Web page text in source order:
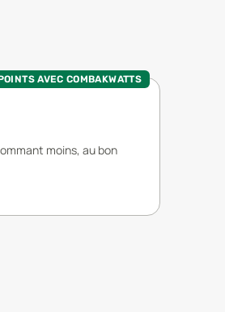
AVEC COMBAKWATTS
moins, au bon